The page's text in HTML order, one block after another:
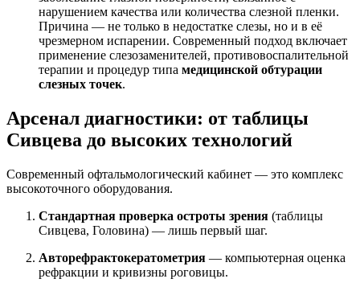
нарушением качества или количества слезной пленки.
Причина — не только в недостатке слезы, но и в её
чрезмерном испарении. Современный подход включает
применение слезозаменителей, противовоспалительной
терапии и процедур типа медицинской обтурации
слезных точек.
Арсенал диагностики: от таблицы
Сивцева до высоких технологий
Современный офтальмологический кабинет — это комплекс
высокоточного оборудования.
Стандартная проверка остроты зрения (таблицы
Сивцева, Головина) — лишь первый шаг.
Авторефрактокератометрия — компьютерная оценка
рефракции и кривизны роговицы.